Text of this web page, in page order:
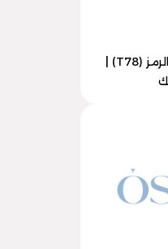
كود عطور osma | الرمز (T78) |